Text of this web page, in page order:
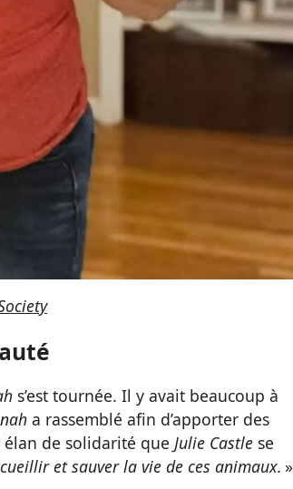
s’est tournée. Il y avait beaucoup à
a rassemblé afin d’apporter des
élan de solidarité que Julie Castle se
et sauver la vie de ces animaux. »